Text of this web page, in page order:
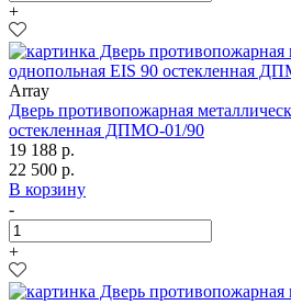
+
Array
Дверь противопожарная
остекленная ДПМО-01/90
19 188 р.
22 500 р.
В корзину
-
+